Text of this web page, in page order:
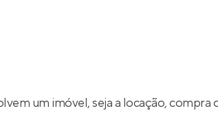
um imóvel, seja a locação, compra